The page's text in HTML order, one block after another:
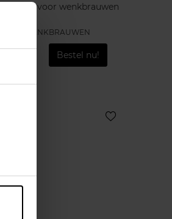
Fixeergel voor wenkbrauwen
WENKBRAUWEN
Bestel nu!